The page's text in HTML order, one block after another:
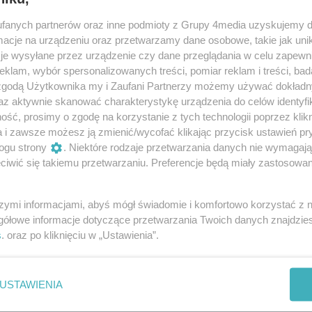
z programu Fundusze Europejskie dla
przychodnia SPZOZ - filia w Załazach przejdzie
Na realizację inwestycji gmina otrzymała
z Unii Europejskiej.
zwoleńskim. Wartość
5,5 mln zł
oddano do użytku dwa nowe odcinki drogi
na trasie Zwoleń–Tczów. Łączna wartość
5,5 mln zł.
1
zalewem w Zwoleniu. Co powstanie?
nową inwestycję na osiedlu BOM nad zalewem.
dla mieszkańców oraz kierowców.
w Zwoleniu postępuje
partnerów oraz inne podmioty z Grupy 4media uzyskujemy
na urządzeniu oraz przetwarzamy dane osobowe, takie jak
wysyłane przez urządzenie czy dane przeglądania w celu
wybór spersonalizowanych treści, pomiar reklam i treści,
Użytkownika my i Zaufani Partnerzy możemy używać
aktywnie skanować charakterystykę urządzenia do celów
prosimy o zgodę na korzystanie z tych technologii poprzez
i zawsze możesz ją zmienić/wycofać klikając przycisk ustawień
strony
. Niektóre rodzaje przetwarzania danych nie
się takiemu przetwarzaniu. Preferencje będą miały
informacjami, abyś mógł świadomie i komfortowo korzystać z
informacje dotyczące przetwarzania Twoich danych
. oraz po kliknięciu w „Ustawienia”.
USTAWIENIA